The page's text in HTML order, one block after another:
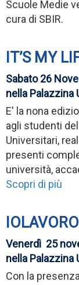
Scuole Medie
cura di SBIR.
IT’S MY
Sabato 26
nella Palazzina
E' la nona
agli studenti
Universitari,
presenti
università,
Scopri di più
IOLAVORO
Venerdì 25
nella Palazzina
Con la